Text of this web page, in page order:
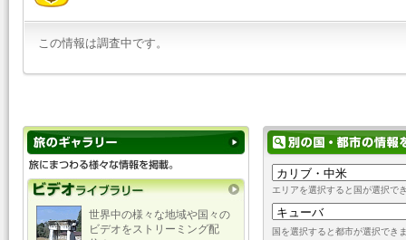
この情報は調査中です。
エリアを選択すると国が選択で
国を選択すると都市が選択でき
世界中の様々な地域や国々の
ビデオをストリーミング配